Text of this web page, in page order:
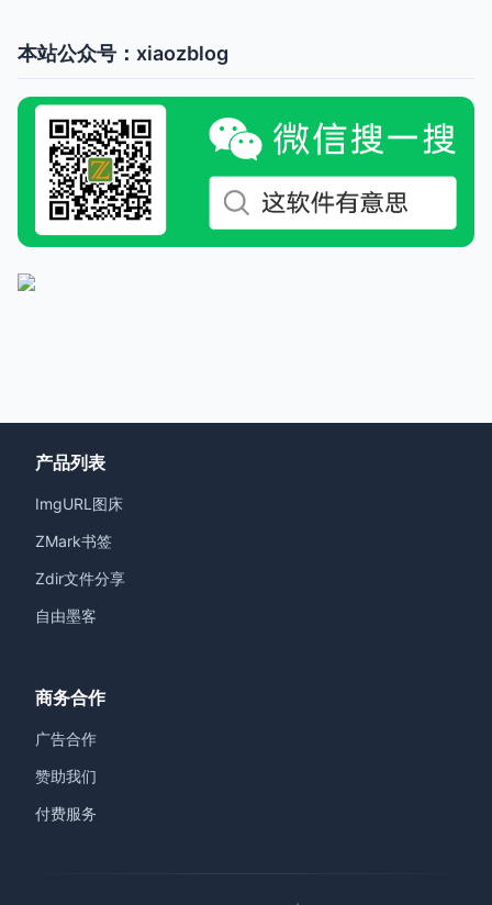
本站公众号：xiaozblog
产品列表
ImgURL图床
ZMark书签
Zdir文件分享
自由墨客
商务合作
广告合作
赞助我们
付费服务